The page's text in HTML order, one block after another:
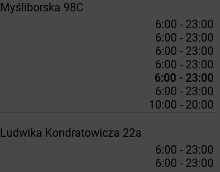
Myśliborska 98C
6:00 - 23:00
6:00 - 23:00
6:00 - 23:00
6:00 - 23:00
6:00 - 23:00
6:00 - 23:00
10:00 - 20:00
Ludwika Kondratowicza 22a
6:00 - 23:00
6:00 - 23:00